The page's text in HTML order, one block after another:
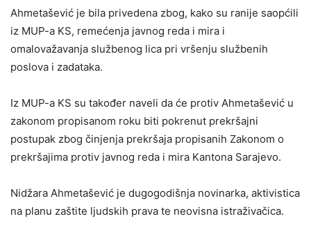
Ahmetašević je bila privedena zbog, kako su ranije saopćili
iz MUP-a KS, remećenja javnog reda i mira i
omalovažavanja službenog lica pri vršenju službenih
poslova i zadataka.
Iz MUP-a KS su također naveli da će protiv Ahmetašević u
zakonom propisanom roku biti pokrenut prekršajni
postupak zbog činjenja prekršaja propisanih Zakonom o
prekršajima protiv javnog reda i mira Kantona Sarajevo.
Nidžara Ahmetašević je dugogodišnja novinarka, aktivistica
na planu zaštite ljudskih prava te neovisna istraživačica.